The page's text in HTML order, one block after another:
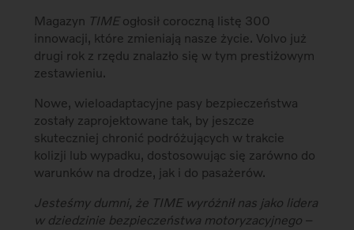
Magazyn TIMEogłosił coroczną listę 300
innowacji, które zmieniają nasze życie. Volvo już
drugi rok z rzędu znalazło się w tym prestiżowym
zestawieniu.
Nowe, wieloadaptacyjne pasy bezpieczeństwa
zostały zaprojektowane tak, by jeszcze
skuteczniej chronić podróżujących w trakcie
kolizji lub wypadku, dostosowując się zarówno do
warunków na drodze, jak i do pasażerów.
Jesteśmy dumni, że TIME wyróżnił nas jako lidera
w dziedzinie bezpieczeństwa motoryzacyjnego –